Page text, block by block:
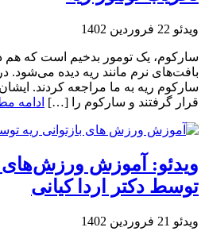
ویدئو 22 فروردین 1402
سارکوم، یک تومور بدخیم است که هم
سارکوم ریه به ما مراجعه کردند.
قرار گرفتند و سارکوم را […] ادامه
ویدئو: آموزش ورزش‌های
توسط دکتر اردا کیانی
ویدئو 21 فروردین 1402